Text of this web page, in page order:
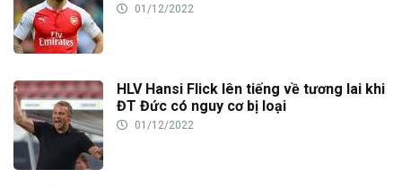
01/12/2022
HLV Hansi Flick lên tiếng về tương lai khi
ĐT Đức có nguy cơ bị loại
01/12/2022